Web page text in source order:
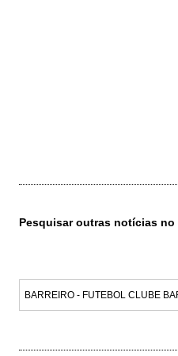
Pesquisar outras notícias no